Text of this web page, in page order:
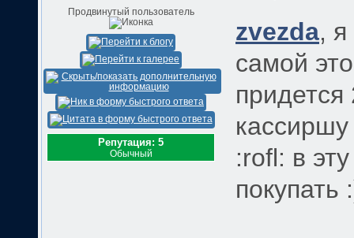
Продвинутый пользователь
Репутация: 5
Обычный
zvezda,
самой
:rofl: в
покупать